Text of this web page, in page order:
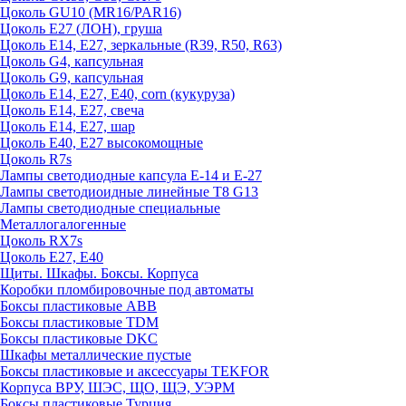
Цоколь GU10 (MR16/PAR16)
Цоколь Е27 (ЛОН), груша
Цоколь Е14, Е27, зеркальные (R39, R50, R63)
Цоколь G4, капсульная
Цоколь G9, капсульная
Цоколь Е14, Е27, Е40, corn (кукуруза)
Цоколь Е14, Е27, свеча
Цоколь Е14, Е27, шар
Цоколь Е40, Е27 высокомощные
Цоколь R7s
Лампы светодиодные капсула Е-14 и Е-27
Лампы светодиоидные линейные T8 G13
Лампы светодиодные специальные
Металлогалогенные
Цоколь RX7s
Цоколь Е27, E40
Щиты. Шкафы. Боксы. Корпуса
Коробки пломбировочные под автоматы
Боксы пластиковые ABB
Боксы пластиковые TDM
Боксы пластиковые DKC
Шкафы металлические пустые
Боксы пластиковые и аксессуары TEKFOR
Корпуса ВРУ, ШЭС, ЩО, ЩЭ, УЭРМ